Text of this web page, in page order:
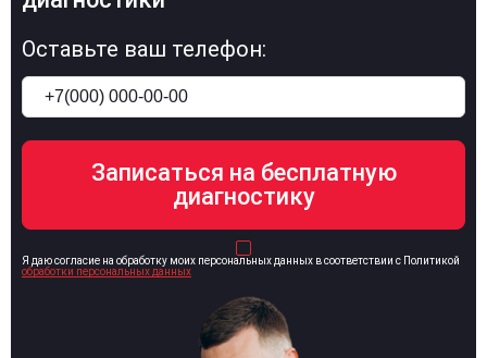
Оставьте ваш телефон:
Я даю согласие на обработку моих персональных данных в соответствии с Политикой
обработки персональных данных